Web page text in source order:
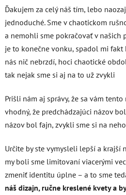
Ďakujem za celý náš tím, lebo
jednoduché. Sme v chaotickom
a nemohli sme pokračovať v našich
je to konečne vonku, spadol mi fakt
nás nič nebrzdí, hoci chaotické
tak nejak sme si aj na to už zvykli
Prišli nám aj správy, že sa vám
vhodný, že predchádzajúci názov
názov bol fajn, zvykli sme si na
Určite by ste vymysleli lepší a krajší
my boli sme limitovaní viacerými
zmeniť identitu úplne – a to sme
náš dizajn, ručne kreslené kvety a